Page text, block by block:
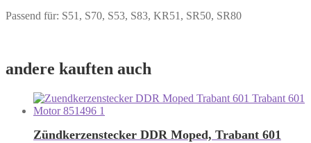
Passend für: S51, S70, S53, S83, KR51, SR50, SR80
andere kauften auch
Zündkerzenstecker DDR Moped, Trabant 601